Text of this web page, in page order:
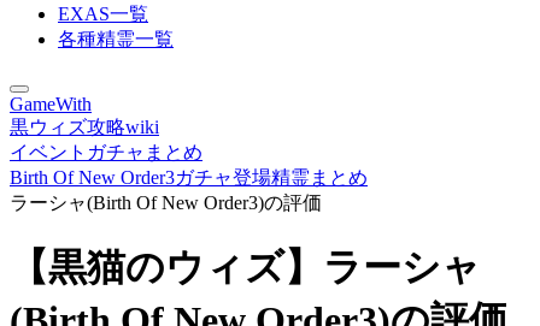
EXAS一覧
各種精霊一覧
GameWith
黒ウィズ攻略wiki
イベントガチャまとめ
Birth Of New Order3ガチャ登場精霊まとめ
ラーシャ(Birth Of New Order3)の評価
【黒猫のウィズ】ラーシャ